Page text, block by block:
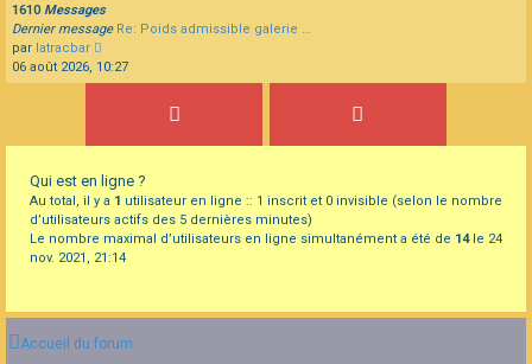
1610Messages
Dernier message Re: Poids admissible galerie …
par latracbar
le
dernier
06 août 2026, 10:27
Qui est en ligne ?
Au total, il y a 1 utilisateur en ligne :: 1 inscrit et 0 invisible (selon le nombre
d’utilisateurs actifs des 5 dernières minutes)
Le nombre maximal d’utilisateurs en ligne simultanément a été de 14le 24
nov. 2021, 21:14
Accueil du forum